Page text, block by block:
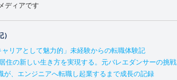
ディアです
ャリアとして魅力的」未経験からの転職体験記
住の新しい生き方を実現する。元バレエダンサーの挑戦
が、エンジニアへ転職し起業するまで成長の記録